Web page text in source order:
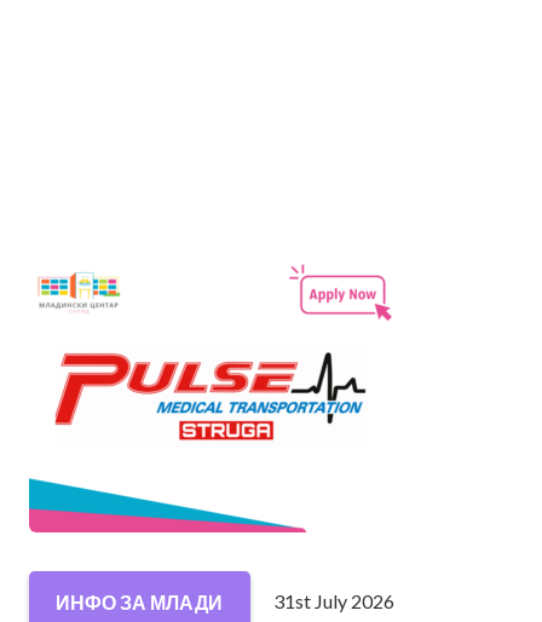
ИНФО ЗА МЛАДИ 31st July 2026